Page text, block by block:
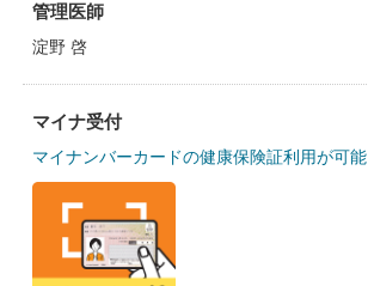
管理医師
淀野 啓
マイナ受付
マイナンバーカードの健康保険証利用が可能